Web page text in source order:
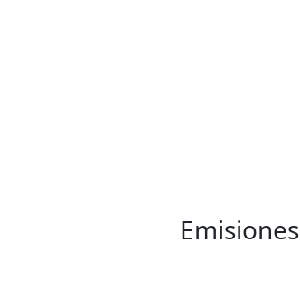
Emisiones